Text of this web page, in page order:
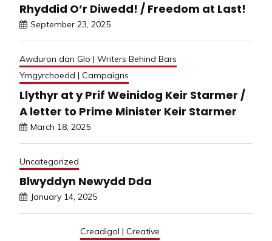
Rhyddid O’r Diwedd! / Freedom at Last!
September 23, 2025
Awduron dan Glo | Writers Behind Bars
Ymgyrchoedd | Campaigns
Llythyr at y Prif Weinidog Keir Starmer /
A letter to Prime Minister Keir Starmer
March 18, 2025
Uncategorized
Blwyddyn Newydd Dda
January 14, 2025
Creadigol | Creative